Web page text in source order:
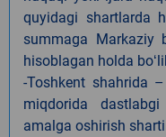
quyidagi shartlarda
summaga Markaziy
hisoblagan holda
-Toshkent shahrida
miqdorida
amalga oshirish